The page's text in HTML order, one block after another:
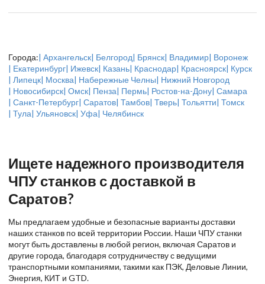
Города:| Архангельск| Белгород| Брянск| Владимир| Воронеж
| Екатеринбург| Ижевск| Казань| Краснодар| Красноярск| Курск
| Липецк| Москва| Набережные Челны| Нижний Новгород
| Новосибирск| Омск| Пенза| Пермь| Ростов-на-Дону| Самара
| Санкт-Петербург| Саратов| Тамбов| Тверь| Тольятти| Томск
| Тула| Ульяновск| Уфа| Челябинск
Ищете надежного производителя
ЧПУ станков с доставкой в
Саратов?
Мы предлагаем удобные и безопасные варианты доставки
наших станков по всей территории России. Наши ЧПУ станки
могут быть доставлены в любой регион, включая Саратов и
другие города, благодаря сотрудничеству с ведущими
транспортными компаниями, такими как ПЭК, Деловые Линии,
Энергия, КИТ и GTD.